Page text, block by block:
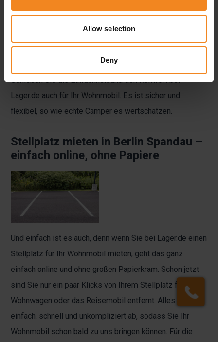
Allow selection
Deny
Nehmen Sie immer Wartungs- und
Reparaturarbeiten an Ihrem Fahrzeug vor – wann
immer Sie wünschen, wann immer es in Ihren
Tagesablauf passt.
Genießen Sie die Einfachheit und den Komfort bei
Lager.de auch für Ihr Wohnmobil. Es ist sicher und
flexibel, so wie echte Camper es wertschätzen.
Stellplatz mieten in Berlin Spandau –
einfach online, ohne Papiere
Und einfach ist es auch, denn wenn Sie bei Lager.de einen
Stellplatz für Ihr Wohnmobil mieten, geht das ganz
einfach online und ohne großen Papierkram. Schon jetzt
sind Sie nur ein paar Klicks von Ihrem Stellplatz für den
Wohnwagen oder das Reisemobil entfernt. Alles läuft
einfach, schnell und unkompliziert ab, sodass Sie Ihr
Wohnmobil schon bald zu uns bringen können. Für die